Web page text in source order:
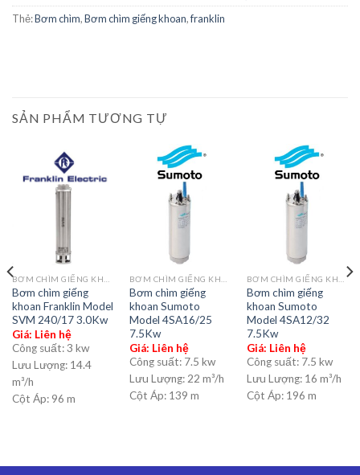
Thẻ:Bơm chìm,Bơm chìm giếng khoan,franklin
SẢN PHẨM TƯƠNG TỰ
Bơm chìm giếng
khoan Franklin Model
SVM 240/17 3.0Kw
Giá: Liên hệ
Công suất:3 kw
Lưu Lượng: 14.4
m³/h
Cột Áp: 96 m
Bơm chìm giếng
khoan Sumoto
Model 4SA16/25
7.5Kw
Giá: Liên hệ
Công suất: 7.5 kw
Lưu Lượng: 22 m³/h
Cột Áp: 139 m
Bơm chìm giếng
khoan Sumoto
Model 4SA12/32
7.5Kw
Giá: Liên hệ
Công suất: 7.5 kw
Lưu Lượng: 16 m³/h
Cột Áp: 196 m